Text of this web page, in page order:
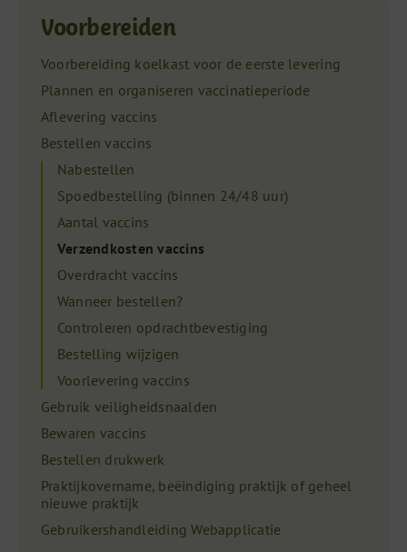
Voorbereiden
Voorbereiding koelkast voor de eerste levering
Plannen en organiseren vaccinatieperiode
Aflevering vaccins
Bestellen vaccins
Nabestellen
Spoedbestelling (binnen 24/48 uur)
Aantal vaccins
Verzendkosten vaccins
Overdracht vaccins
Wanneer bestellen?
Controleren opdrachtbevestiging
Bestelling wijzigen
Voorlevering vaccins
Gebruik veiligheidsnaalden
Bewaren vaccins
Bestellen drukwerk
Praktijkovername, beëindiging praktijk of geheel
nieuwe praktijk
Gebruikershandleiding Webapplicatie